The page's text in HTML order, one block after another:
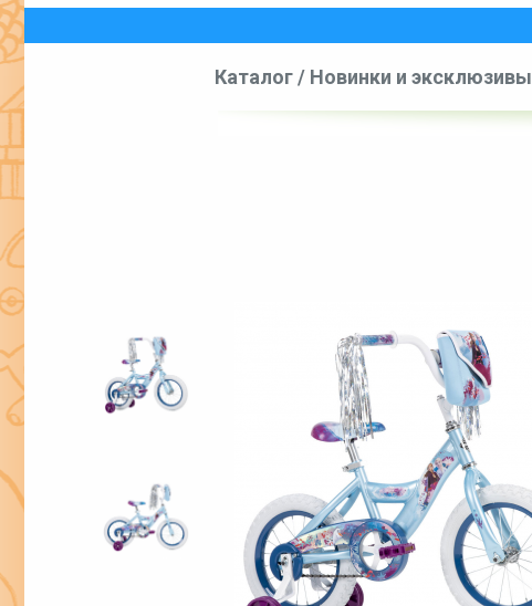
Каталог/ Новинки и эксклюзивы